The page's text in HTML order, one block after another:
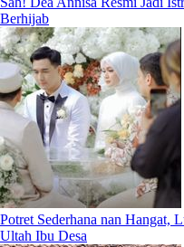
Berhijab
Potret Sederhana nan Hangat,
Ultah Ibu Desa